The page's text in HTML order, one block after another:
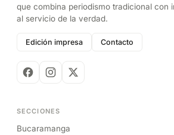
que combina periodismo tradicional con
al servicio de la verdad.
Edición impresa Contacto
SECCIONES
Bucaramanga